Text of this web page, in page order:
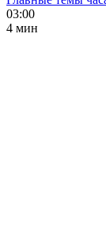
03:00
4 мин